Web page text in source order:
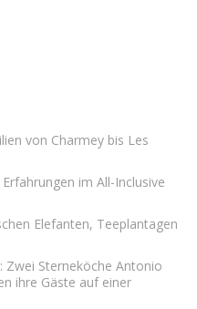
von Charmey bis Les
im All-Inclusive
Elefanten, Teeplantagen
Zwei Sterneköche Antonio
ihre Gäste auf einer